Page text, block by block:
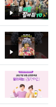
영
상
영
상